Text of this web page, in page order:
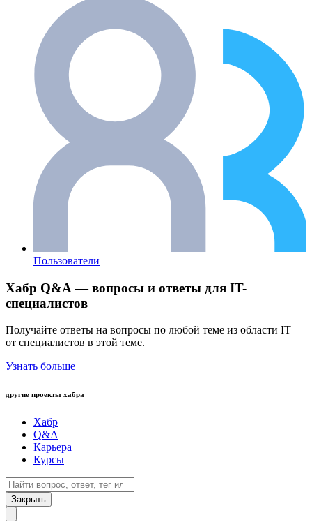
Пользователи
Хабр Q&A — вопросы и ответы для IT-
специалистов
Получайте ответы на вопросы по любой теме из области IT
от специалистов в этой теме.
Узнать больше
другие проекты хабра
Хабр
Q&A
Карьера
Курсы
Закрыть